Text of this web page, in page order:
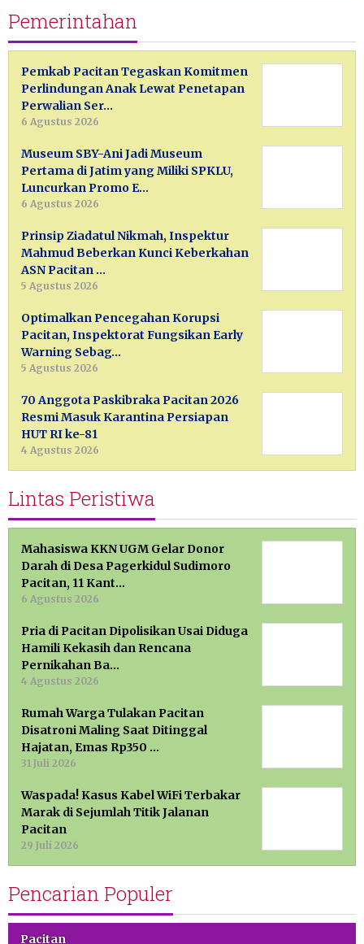
Pemerintahan
Pemkab Pacitan Tegaskan Komitmen
Perlindungan Anak Lewat Penetapan
Perwalian Ser…
6 Agustus 2026
Museum SBY-Ani Jadi Museum
Pertama di Jatim yang Miliki SPKLU,
Luncurkan Promo E…
6 Agustus 2026
Prinsip Ziadatul Nikmah, Inspektur
Mahmud Beberkan Kunci Keberkahan
ASN Pacitan …
5 Agustus 2026
Optimalkan Pencegahan Korupsi
Pacitan, Inspektorat Fungsikan Early
Warning Sebag…
5 Agustus 2026
70 Anggota Paskibraka Pacitan 2026
Resmi Masuk Karantina Persiapan
HUT RI ke-81
4 Agustus 2026
Lintas Peristiwa
Mahasiswa KKN UGM Gelar Donor
Darah di Desa Pagerkidul Sudimoro
Pacitan, 11 Kant…
6 Agustus 2026
Pria di Pacitan Dipolisikan Usai Diduga
Hamili Kekasih dan Rencana
Pernikahan Ba…
4 Agustus 2026
Rumah Warga Tulakan Pacitan
Disatroni Maling Saat Ditinggal
Hajatan, Emas Rp350 …
31 Juli 2026
Waspada! Kasus Kabel WiFi Terbakar
Marak di Sejumlah Titik Jalanan
Pacitan
29 Juli 2026
Pencarian Populer
Pacitan